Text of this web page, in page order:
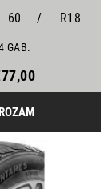
60 / R18
GAB.